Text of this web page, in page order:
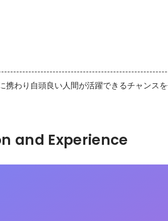
わり自頭良い人間が活躍できるチャンスを